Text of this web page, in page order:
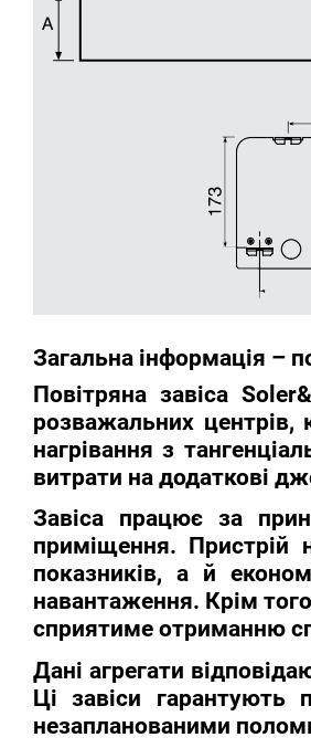
Загальна інформація –
Повітряна завіса
розважальних центрів,
нагрівання з
витрати на додаткові
Завіса працює за
приміщення. Пристрій
показників, а й
навантаження. Крім
сприятиме отриманню
Дані агрегати
Ці завіси гарантують
незапланованими